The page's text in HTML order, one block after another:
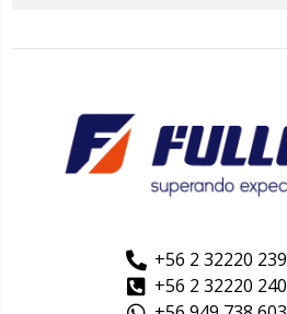
+56 2 32220 239
+56 2 32220 240